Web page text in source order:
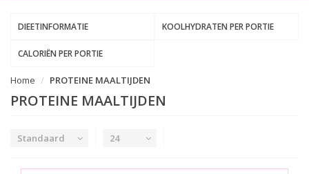
DIEETINFORMATIE KOOLHYDRATEN PER PORTIE
CALORIËN PER PORTIE
Home PROTEINE MAALTIJDEN
PROTEINE MAALTIJDEN
Standaard 24